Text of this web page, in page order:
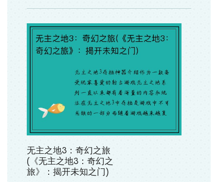
无主之地3：奇幻之旅
(《无主之地3：奇幻之
旅》：揭开未知之门)